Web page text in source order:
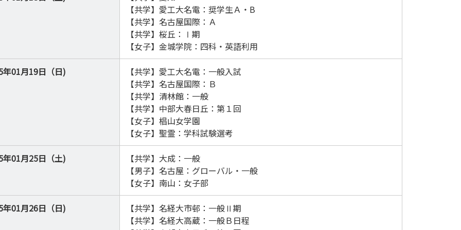
【共学】愛工大名電：奨学生Ａ・B
【共学】名古屋国際：Ａ
【共学】桜丘：Ⅰ期
【女子】金城学院：四科・英語利用
年01月19日（日)
【共学】愛工大名電：一般入試
【共学】名古屋国際：Ｂ
【共学】清林館：一般
【共学】中部大春日丘：第１回
【女子】椙山女学園
【女子】聖霊：学科試験選考
年01月25日（土)
【共学】大成：一般
【男子】名古屋：グローバル・一般
【女子】南山：女子部
年01月26日（日)
【共学】名経大市邨：一般Ⅱ期
【共学】名経大高蔵：一般Ｂ日程